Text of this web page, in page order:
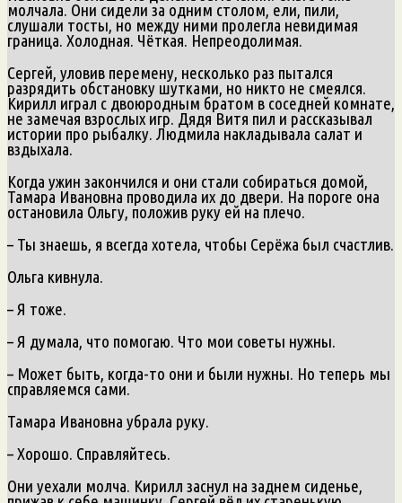
молчала. Они сидели за одним столом, ели, пили,
слушали тосты, но между ними пролегла невидимая
граница. Холодная. Чёткая. Непреодолимая.
Сергей, уловив перемену, несколько раз пытался
разрядить обстановку шутками, но никто не смеялся.
Кирилл играл с двоюродным братом в соседней комнате,
не замечая взрослых игр. Дядя Витя пил и рассказывал
истории про рыбалку. Людмила накладывала салат и
вздыхала.
Когда ужин закончился и они стали собираться домой,
Тамара Ивановна проводила их до двери. На пороге она
остановила Ольгу, положив руку ей на плечо.
– Ты знаешь, я всегда хотела, чтобы Серёжа был счастлив.
Ольга кивнула.
– Я тоже.
– Я думала, что помогаю. Что мои советы нужны.
– Может быть, когда-то они и были нужны. Но теперь мы
справляемся сами.
Тамара Ивановна убрала руку.
– Хорошо. Справляйтесь.
Они уехали молча. Кирилл заснул на заднем сиденье,